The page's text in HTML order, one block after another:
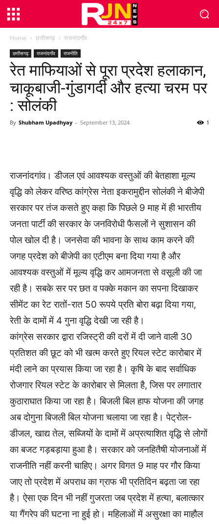
Home छत्तीसगढ़ राजनांदगाँव
छत्तीसगढ़ राजनांदगाँव राजनीति
रेत माफियाओं से पूरा प्रदेश हलाकान,
चाकूबाजी-गुंडागर्दी और हत्या चरम पर
: सोलंकी
By Shubham Upadhyay - September 13, 2024 1
राजनांदगांव। डीजल एवं आवश्यक वस्तुओं की बेतहाशा मूल्य
वृद्धि को लेकर वरिष्ठ कांग्रेस नेता इकरामुद्दीन सोलंकी ने बीजेपी
सरकार पर तंज कसते हुए कहा कि पिछले 9 माह में ही भारतीय
जनता पार्टी की सरकार के जनविरोधी फैसलों ने सुशासन की
पोल खोल दी है। जनसेवा की भावना के साथ काम करने की
जगह प्रदेश को बीजेपी का एटीएम बना दिया गया है और
आवश्यक वस्तुओं में मूल्य वृद्धि कर आमजनता से वसूली की जा
रही है। सबके सर पर छत व पक्के मकान का सपना दिखाकर
सीमेंट का रेट रातों-रात 50 रूपये प्रति बोरा बढ़ा दिया गया,
रेती के दामों में 4 गुना वृद्धि देखी जा रही है।
कांग्रेस सरकार द्वारा रजिस्ट्री की दरों में दी जाने वाली 30
प्रतिशत की छूट को भी खत्म करते हुए रियल स्टेट कारोबार में
मंदी लाने का प्रयास किया जा रहा है। कृषि के बाद सर्वाधिक
रोजगार रियल स्टेट के कारोबार से मिलता है, जिस पर लगातार
कुठाराघात किया जा रहा है। बिजली बिल हाफ योजना की जगह
अब दोगुना बिजली बिल योजना चलाया जा रहा है। पेट्रोल-
डीजल, खाद्य तेल, सब्जियों के दामों में अप्रत्याशित वृद्धि से लोगों
का बजट गड़बड़ाया हुआ है। सरकार को जनहितैषी योजनाओं में
राजनीति नहीं करनी चाहिए। अगर विगत 9 माह पर गौर किया
जाए तो प्रदेश में अपराध का ग्राफ भी प्रतिदिन बढ़ता जा रहा
है। ऐसा एक दिन भी नहीं गुजरता जब प्रदेश में हत्या, बलात्कार
या गैंगरेप की घटना ना हुई हो। महिलाओं में असुरक्षा का माहौल